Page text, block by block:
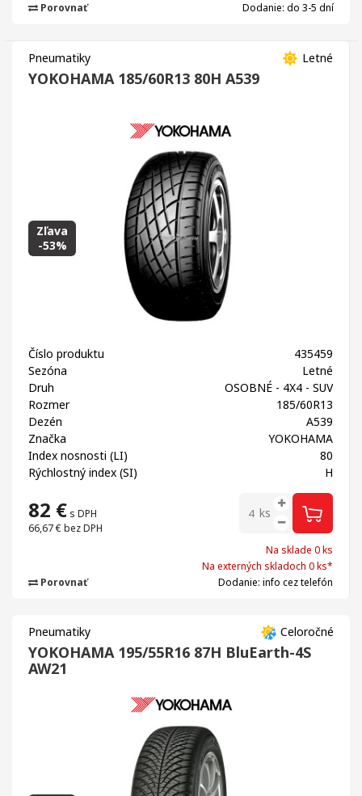
Dodanie: do 3-5 dní
Porovnať
Letné
Pneumatiky
YOKOHAMA 185/60R13 80H A539
Zľava
-53%
Číslo produktu
435459
Sezóna
Letné
Druh
OSOBNÉ - 4X4 - SUV
Rozmer
185/60R13
Dezén
A539
Značka
YOKOHAMA
Index nosnosti (LI)
80
Rýchlostný index (SI)
H
82 € s DPH
66,67 € bez DPH
ks
Na sklade 0 ks
Na externých skladoch 0 ks*
Dodanie: info cez telefón
Porovnať
Celoročné
Pneumatiky
YOKOHAMA 195/55R16 87H BluEarth-4S
AW21